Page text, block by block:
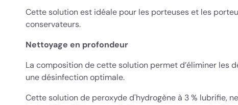
Cette solution est idéale pour les porteuses et les
conservateurs.
Nettoyage en profondeur
La composition de cette solution permet d’éliminer les
une désinfection optimale.
Cette solution de peroxyde d'hydrogène à 3 % lubrifie,